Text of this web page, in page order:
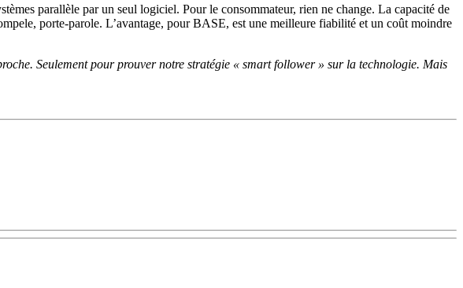
parallèle par un seul logiciel. Pour le consommateur, rien ne change. La capacité de
porte-parole. L’avantage, pour BASE, est une meilleure fiabilité et un coût moindre
Seulement pour prouver notre stratégie « smart follower » sur la technologie. Mais